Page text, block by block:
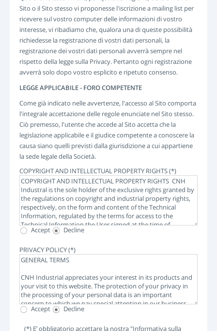
Sito o il Sito stesso vi proponesse l'iscrizione a mailing list per
ricevere sul vostro computer delle informazioni di vostro
interesse, vi ribadiamo che, qualora una di queste possibilità
richiedesse la registrazione di vostri dati personali, la
registrazione dei vostri dati personali avverrà sempre nel
rispetto della legge sulla Privacy. Pertanto ogni registrazione
avverrà solo dopo vostro esplicito e ripetuto consenso.
LEGGE APPLICABILE - FORO COMPETENTE
Come già indicato nelle avvertenze, l'accesso al Sito comporta
l'integrale accettazione delle regole enunciate nel Sito stesso.
Ciò premesso, l'utente che accede al Sito accetta che la
legislazione applicabile e il giudice competente a conoscere la
causa siano quelli previsti dalla giurisdizione a cui appartiene
la sede legale della Società.
COPYRIGHT AND INTELLECTUAL PROPERTY RIGHTS(*)
Accept Decline
PRIVACY POLICY(*)
Accept Decline
(*) E’ obbligatorio accettare la nostra "Informativa sulla